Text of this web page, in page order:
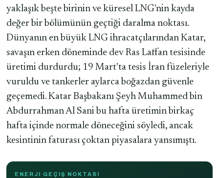
yaklaşık beşte birinin ve küresel LNG'nin kayda
değer bir bölümünün geçtiği daralma noktası.
Dünyanın en büyük LNG ihracatçılarından Katar,
savaşın erken döneminde dev Ras Laffan tesisinde
üretimi durdurdu; 19 Mart'ta tesis İran füzeleriyle
vuruldu ve tankerler aylarca boğazdan güvenle
geçemedi. Katar Başbakanı Şeyh Muhammed bin
Abdurrahman Al Sani bu hafta üretimin birkaç
hafta içinde normale döneceğini söyledi, ancak
kesintinin faturası çoktan piyasalara yansımıştı.
ENERJI GEÇIŞ NOKTASI